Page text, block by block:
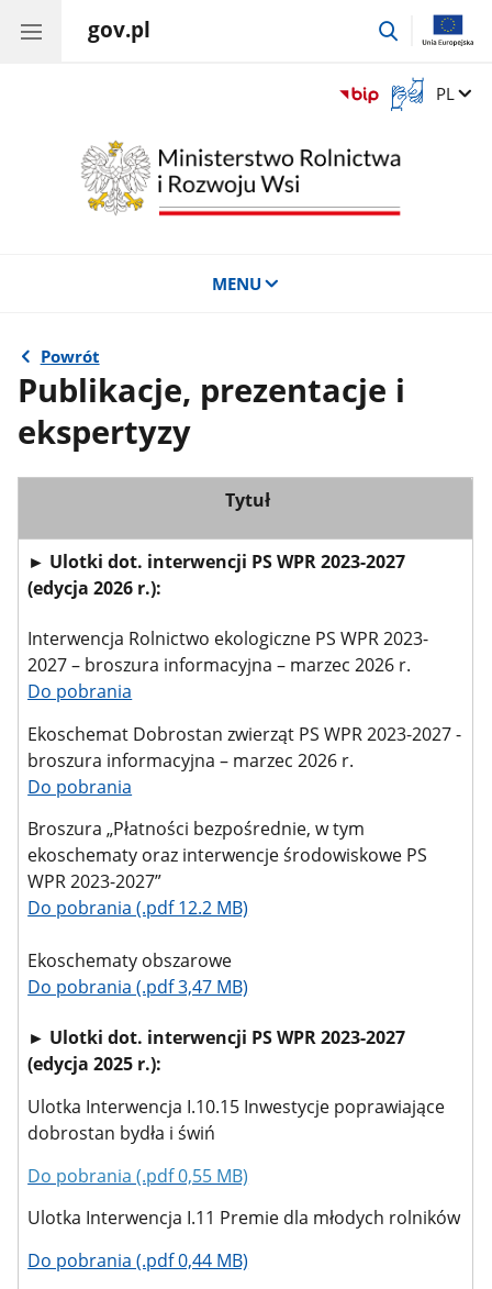
gov.pl
przejdź
Otwórz
okno
tłumaczem
migowego
Zmień
PL
MENU
Powrót
Publikacje, prezentacje i
ekspertyzy
Tytuł
► Ulotki dot. interwencji PS WPR 2023-2027
(edycja 2026 r.):
Interwencja Rolnictwo ekologiczne PS WPR 2023-
2027 – broszura informacyjna – marzec 2026 r.
Do pobrania
Ekoschemat Dobrostan zwierząt PS WPR 2023-2027 -
broszura informacyjna – marzec 2026 r.
Do pobrania
Broszura „Płatności bezpośrednie, w tym
ekoschematy oraz interwencje środowiskowe PS
WPR 2023-2027”
Do pobrania (.pdf 12.2 MB)
Ekoschematy obszarowe
Do pobrania (.pdf 3,47 MB)
► Ulotki dot. interwencji PS WPR 2023-2027
(edycja 2025 r.):
Ulotka Interwencja I.10.15 Inwestycje poprawiające
dobrostan bydła i świń
Do pobrania (.pdf 0,55 MB)
Ulotka Interwencja I.11 Premie dla młodych rolników
Do pobrania (.pdf 0,44 MB)